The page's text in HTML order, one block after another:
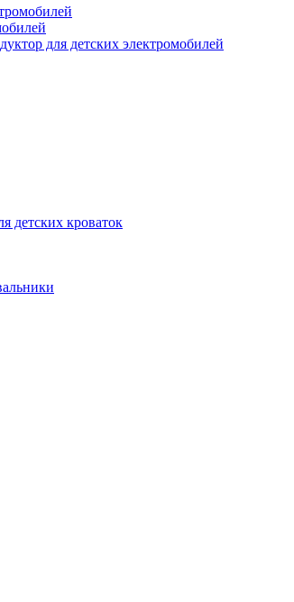
для детских электромобилей
детских кроваток